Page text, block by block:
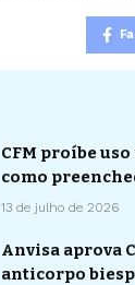
CFM proíbe
como
13 de julho de 2026
Anvisa aprova
anticorpo